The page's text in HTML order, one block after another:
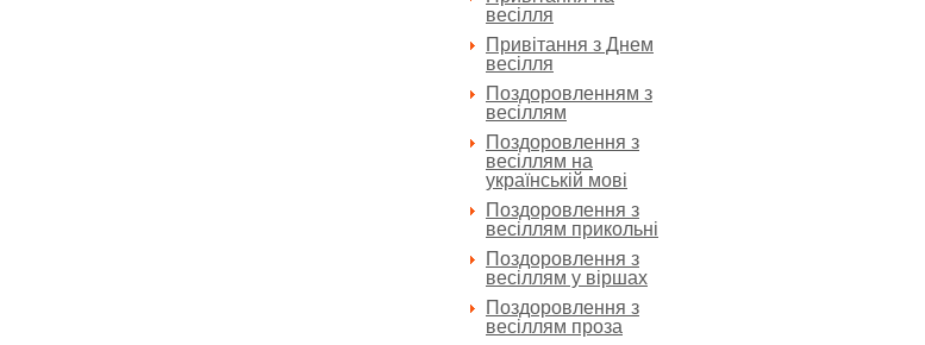
весілля
Привітання з Днем
весілля
Поздоровленням з
весіллям
Поздоровлення з
весіллям на
українській мові
Поздоровлення з
весіллям прикольні
Поздоровлення з
весіллям у віршах
Поздоровлення з
весіллям проза